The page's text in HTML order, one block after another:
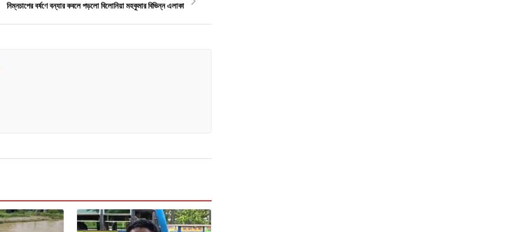
নিম্নচাপের বর্ষণে বন্যার কবলে পড়লো বিলোনিয়া মহকুমার বিভিন্ন এলাকা